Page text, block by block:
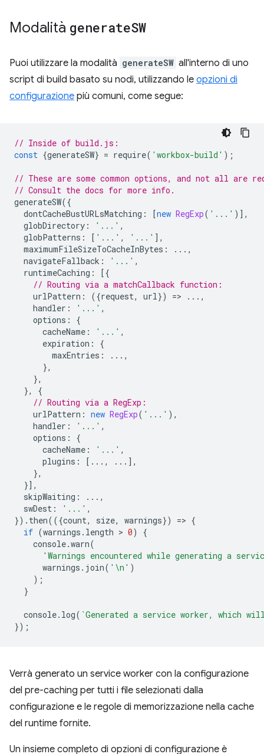
Modalità generateSW
Puoi utilizzare la modalità generateSW all'interno di uno
script di build basato su nodi, utilizzando le opzioni di
configurazione più comuni, come segue:
// Inside of build.js:
const {generateSW} = require( 'workbox-build' );
// These are some common options, and not all are
// Consult the docs for more info.
generateSW({
dontCacheBustURLsMatching : [new RegExp( '...' )],
globDirectory : '...' ,
globPatterns : [ '...' , '...' ],
maximumFileSizeToCacheInBytes :
...,
navigateFallback : '...' ,
runtimeCaching :
[{
// Routing via a matchCallback function:
urlPattern : ({request, url}) =>
...,
handler : '...' ,
options :
{
cacheName : '...' ,
expiration :
{
maxEntries :
...,
},
},
},
{
// Routing via a RegExp:
urlPattern : new RegExp( '...' ),
handler : '...' ,
options :
{
cacheName : '...' ,
plugins : [...,
...],
},
}],
skipWaiting :
...,
swDest : '...' ,
}). then(({count, size, warnings}) => {
if (warnings . length > 0)
{
console.warn(
'Warnings encountered while generating a
warnings . join( '\n' )
);
}
console. log( `Generated a service worker, which
});
Verrà generato un service worker con la configurazione
del pre-caching per tutti i file selezionati dalla
configurazione e le regole di memorizzazione nella cache
del runtime fornite.
Un insieme completo di opzioni di configurazione è